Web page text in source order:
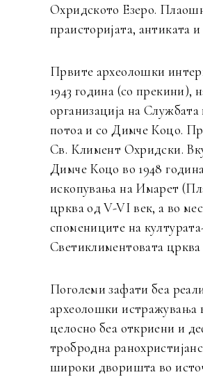
Охридското Езеро.
праисторијата, антиката
Првите археолошки
1943 година (со прекини),
организација на
потоа и со Димче Коцо.
Св. Климент Охридски.
Димче Коцо во 1948
ископувања на Имарет
црква од V-VI век, а во
спомениците на
Светиклиментовата црква
Поголеми зафати беа
археолошки истражувања
целосно беа откриени и
тробродна
широки дворишта во